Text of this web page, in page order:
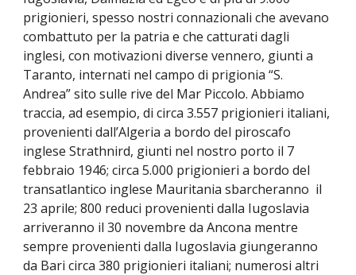
prigionieri, spesso nostri connazionali che avevano
combattuto per la patria e che catturati dagli
inglesi, con motivazioni diverse vennero, giunti a
Taranto, internati nel campo di prigionia “S.
Andrea” sito sulle rive del Mar Piccolo. Abbiamo
traccia, ad esempio, di circa 3.557 prigionieri italiani,
provenienti dall’Algeria a bordo del piroscafo
inglese Strathnird, giunti nel nostro porto il 7
febbraio 1946; circa 5.000 prigionieri a bordo del
transatlantico inglese Mauritania sbarcheranno il
23 aprile; 800 reduci provenienti dalla Iugoslavia
arriveranno il 30 novembre da Ancona mentre
sempre provenienti dalla Iugoslavia giungeranno
da Bari circa 380 prigionieri italiani; numerosi altri